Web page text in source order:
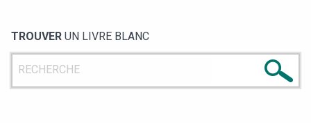
TROUVER UN LIVRE BLANC